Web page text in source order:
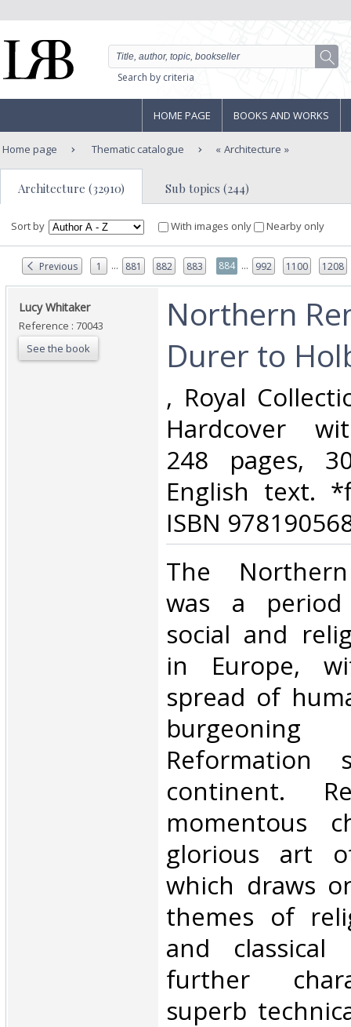
Search by criteria
HOME PAGE BOOKS AND WORKS
Home page Thematic catalogue Architecture
Architecture (32910) Sub topics (244)
Sort by With images only Nearby only
Previous 1 ... 881 882 883 884 ... 992 1100 1208
‎Lucy Whitaker‎
Reference : 70043
See the book
‎Northern
Durer to
‎, Royal
Hardcover
248 pages,
English text.
ISBN
‎The Northern
was a
social and
in Europe,
spread of
Reformation
continent.
momentous
glorious art
which draws
themes of
and
further
superb